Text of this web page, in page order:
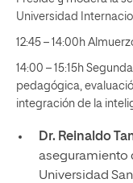
Universidad
12:45 – 14:00h
14:00 – 15:15h
pedagógica,
integración de la
Dr. Reinaldo
aseguramiento
Universidad